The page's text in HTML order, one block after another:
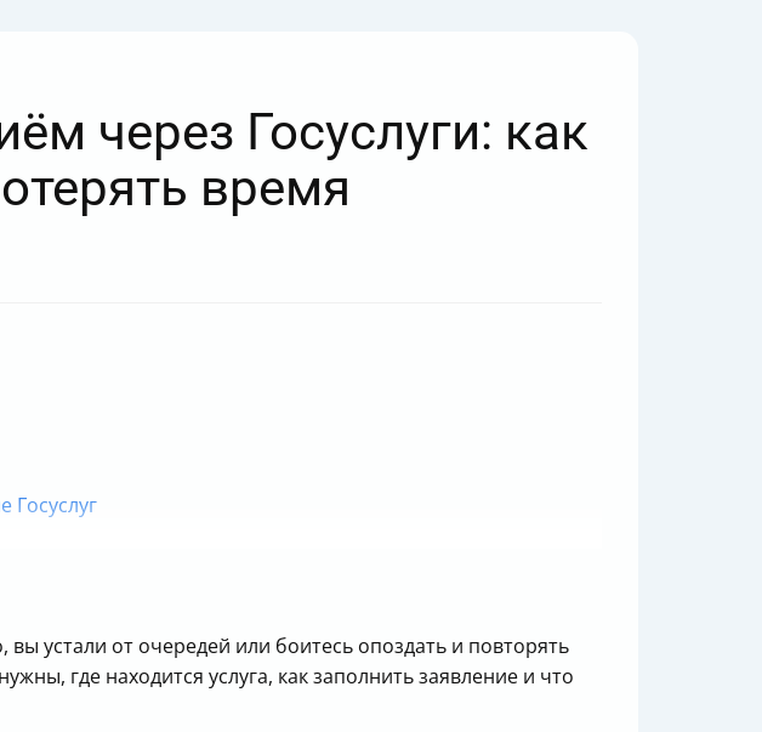
через Госуслуги: как
время
Госуслуг
вы устали от очередей или боитесь опоздать и повторять
где находится услуга, как заполнить заявление и что